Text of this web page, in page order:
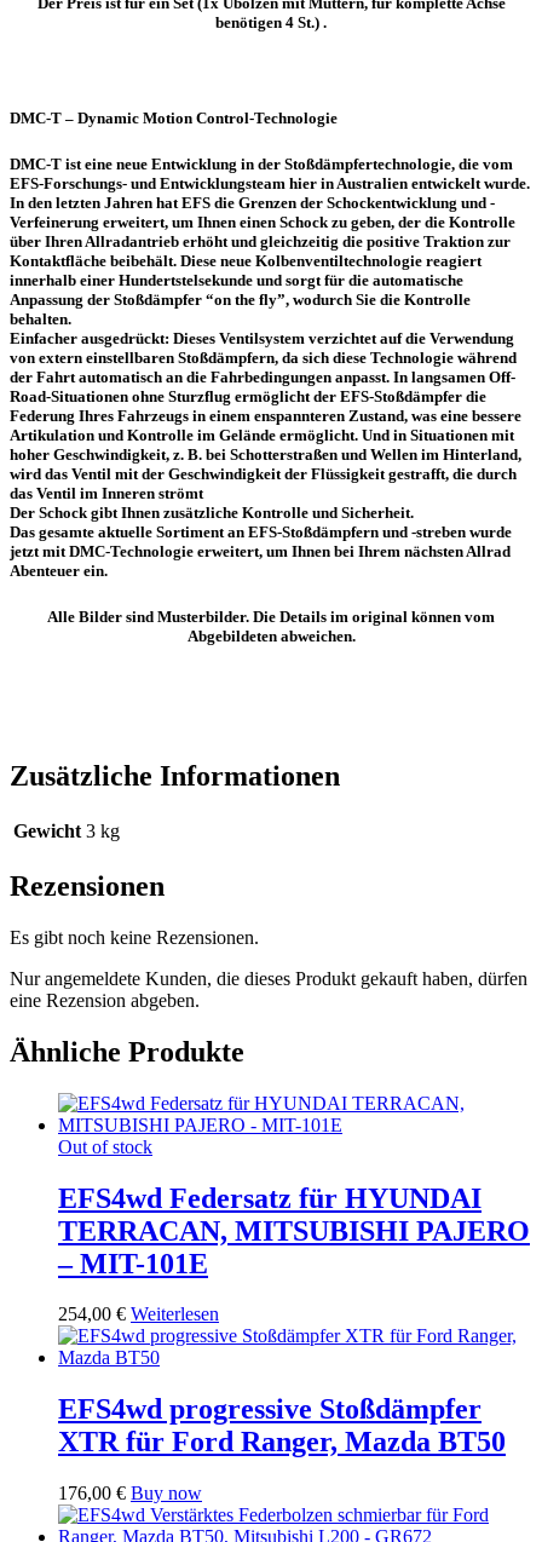
benötigen 4 St.) .
DMC-T – Dynamic Motion Control-Technologie
DMC-T ist eine neue Entwicklung in der Stoßdämpfertechnologie, die vom
EFS-Forschungs- und Entwicklungsteam hier in Australien entwickelt wurde.
In den letzten Jahren hat EFS die Grenzen der Schockentwicklung und -
Verfeinerung erweitert, um Ihnen einen Schock zu geben, der die Kontrolle
über Ihren Allradantrieb erhöht und gleichzeitig die positive Traktion zur
Kontaktfläche beibehält. Diese neue Kolbenventiltechnologie reagiert
innerhalb einer Hundertstelsekunde und sorgt für die automatische
Anpassung der Stoßdämpfer “on the fly”, wodurch Sie die Kontrolle
behalten.
Einfacher ausgedrückt: Dieses Ventilsystem verzichtet auf die Verwendung
von extern einstellbaren Stoßdämpfern, da sich diese Technologie während
der Fahrt automatisch an die Fahrbedingungen anpasst. In langsamen Off-
Road-Situationen ohne Sturzflug ermöglicht der EFS-Stoßdämpfer die
Federung Ihres Fahrzeugs in einem enspannteren Zustand, was eine bessere
Artikulation und Kontrolle im Gelände ermöglicht. Und in Situationen mit
hoher Geschwindigkeit, z. B. bei Schotterstraßen und Wellen im Hinterland,
wird das Ventil mit der Geschwindigkeit der Flüssigkeit gestrafft, die durch
das Ventil im Inneren strömt
Der Schock gibt Ihnen zusätzliche Kontrolle und Sicherheit.
Das gesamte aktuelle Sortiment an EFS-Stoßdämpfern und -streben wurde
jetzt mit DMC-Technologie erweitert, um Ihnen bei Ihrem nächsten Allrad
Abenteuer ein.
Alle Bilder sind Musterbilder. Die Details im original können vom
Abgebildeten abweichen.
Zusätzliche Informationen
Gewicht 3 kg
Rezensionen
Es gibt noch keine Rezensionen.
Nur angemeldete Kunden, die dieses Produkt gekauft haben, dürfen
eine Rezension abgeben.
Ähnliche Produkte
Out of stock
EFS4wd Federsatz für HYUNDAI
TERRACAN, MITSUBISHI PAJERO
– MIT-101E
254,00 € Weiterlesen
EFS4wd progressive Stoßdämpfer
XTR für Ford Ranger, Mazda BT50
176,00 € Buy now